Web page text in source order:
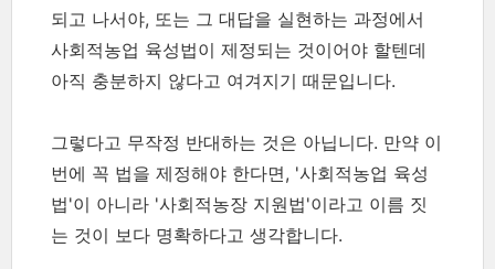
되고 나서야, 또는 그 대답을 실현하는 과정에서
사회적농업 육성법이 제정되는 것이어야 할텐데
아직 충분하지 않다고 여겨지기 때문입니다.
그렇다고 무작정 반대하는 것은 아닙니다. 만약 이
번에 꼭 법을 제정해야 한다면, '사회적농업 육성
법'이 아니라 '사회적농장 지원법'이라고 이름 짓
는 것이 보다 명확하다고 생각합니다.